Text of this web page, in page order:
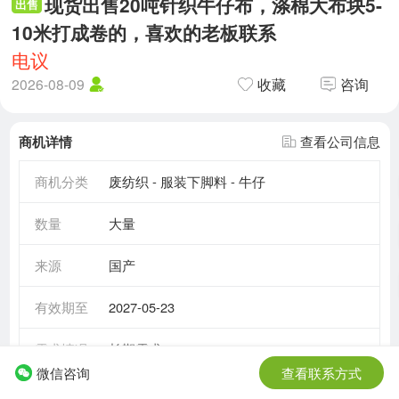
出售
10米打成卷的，喜欢的老板联系
电议
2026-08-09 收藏 咨询
商机详情 查看公司信息
商机分类 废纺织 - 服装下脚料 - 牛仔
数量 大量
来源 国产
有效期至 2027-05-23
需求情况 长期需求
微信咨询 查看联系方式